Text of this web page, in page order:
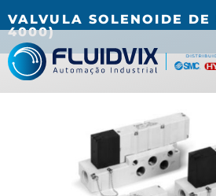
(27) 3067-0001
VALVULA SOLENOIDE
4000)